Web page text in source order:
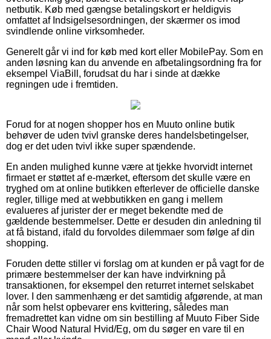
netbutik. Køb med gængse betalingskort er heldigvis
omfattet af Indsigelsesordningen, der skærmer os imod
svindlende online virksomheder.
Generelt går vi ind for køb med kort eller MobilePay. Som en
anden løsning kan du anvende en afbetalingsordning fra for
eksempel ViaBill, forudsat du har i sinde at dække
regningen ude i fremtiden.
Forud for at nogen shopper hos en Muuto online butik
behøver de uden tvivl granske deres handelsbetingelser,
dog er det uden tvivl ikke super spændende.
En anden mulighed kunne være at tjekke hvorvidt internet
firmaet er støttet af e-mærket, eftersom det skulle være en
tryghed om at online butikken efterlever de officielle danske
regler, tillige med at webbutikken en gang i mellem
evalueres af jurister der er meget bekendte med de
gældende bestemmelser. Dette er desuden din anledning til
at få bistand, ifald du forvoldes dilemmaer som følge af din
shopping.
Foruden dette stiller vi forslag om at kunden er på vagt for de
primære bestemmelser der kan have indvirkning på
transaktionen, for eksempel den returret internet selskabet
lover. I den sammenhæng er det samtidig afgørende, at man
når som helst opbevarer ens kvittering, således man
fremadrettet kan vidne om sin bestilling af Muuto Fiber Side
Chair Wood Natural Hvid/Eg, om du søger en vare til en